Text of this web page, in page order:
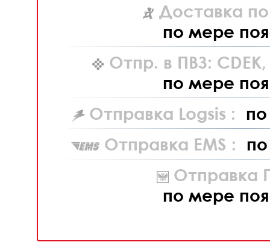
Доставка
по мере
Отпр. в ПВЗ: CDEK,
по мере
Отправка Logsis :
Отправка EMS :
Отправка
по мере